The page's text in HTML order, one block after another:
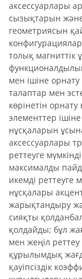
аксессуарлары
сызықтарын және
геометриясын
толық магниттік
мен ішіне
талаптар мен
көрінетін
элементтер ішіне
нұсқаларын
аксессуарлары
реттеуге
максималды
икемді реттеуге
нұсқалары
жарықтандыру
сияқты
қолдайды; бұл
мен жеңіл реттеу
құрылымдық
қауіпсіздік